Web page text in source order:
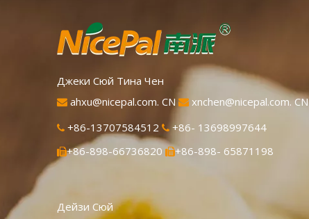
Джеки Сюй Тина Чен
 ahxu@nicepal.com. CN  xnchen@nicepal.com. CN
 +86-13707584512  +86- 13698997644
+86-898-66736820 +86-898- 65871198
Дейзи Сюй